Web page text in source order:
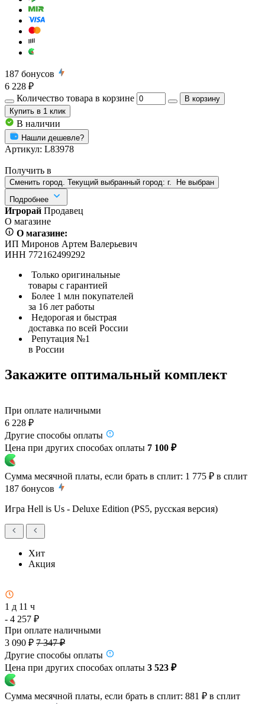
187 бонусов
6 228 ₽
Количество товара в корзине
В корзину
Купить в 1 клик
В наличии
Нашли дешевле?
Артикул: L83978
Получить в
Сменить город. Текущий выбранный город: г.
Не выбран
Подробнее
Игрорай Продавец
О магазине
О магазине:
ИП Миронов Артем Валерьевич
ИНН 772162499292
Только оригинальные
товары с гарантией
Более 1 млн покупателей
за 16 лет работы
Недорогая и быстрая
доставка по всей России
Репутация №1
в России
Закажите оптимальный комплект
При оплате наличными
6 228 ₽
Другие способы оплаты
Цена при других способах оплаты 7 100 ₽
Сумма месячной платы, если брать в сплит: 1 775 ₽ в сплит
187 бонусов
Игра Hell is Us - Deluxe Edition (PS5, русская версия)
Хит
Акция
1 д 11 ч
- 4 257 ₽
При оплате наличными
3 090 ₽ 7 347 ₽
Другие способы оплаты
Цена при других способах оплаты 3 523 ₽
Сумма месячной платы, если брать в сплит: 881 ₽ в сплит